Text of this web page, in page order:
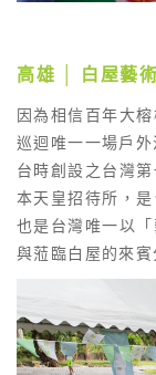
高雄 │ 白屋藝
因為相信百年大
巡迴唯一一場戶
台時創設之台灣
本天皇招待所，
也是台灣唯一以
與蒞臨白屋的來